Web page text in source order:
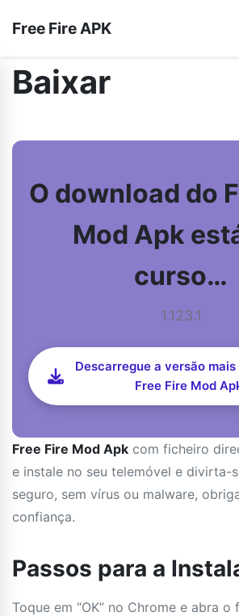
Free Fire APK
Baixar
O download do
Mod Apk
curso…
1.123.1
Descarregue a versão
Free Fire Mod
Free Fire Mod Apk com ficheiro
e instale no seu telemóvel e divirta-
seguro, sem vírus ou malware,
confiança.
Passos para a
Toque em “OK” no Chrome e abra o